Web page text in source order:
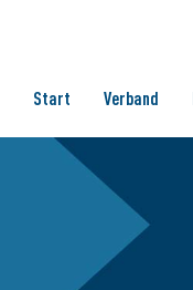
Start Verband